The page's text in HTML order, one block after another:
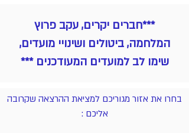
***חברים יקרים, עקב פרוץ
המלחמה, ביטולים ושינויי מועדים,
שימו לב למועדים המעודכנים ***
בחרו את אזור מגוריכם למציאת ההרצאה שקרובה
אליכם :